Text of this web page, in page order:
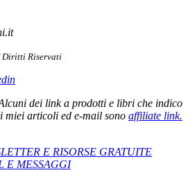
Diritti Riservati
dei link a prodotti e libri che indico
miei articoli ed e-mail sono affiliate link.
E RISORSE GRATUITE
E MESSAGGI